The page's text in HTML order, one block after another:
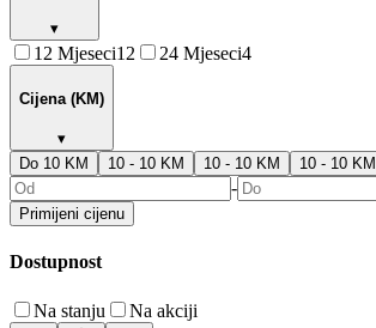
▾
12 Mjeseci12 24 Mjeseci4
Cijena (KM)
▾
Do 10 KM
10 - 10 KM 10 - 10 KM 10 - 10 KM
-
Primijeni cijenu
Dostupnost
Na stanju Na akciji